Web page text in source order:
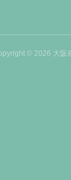
© 2026 大阪